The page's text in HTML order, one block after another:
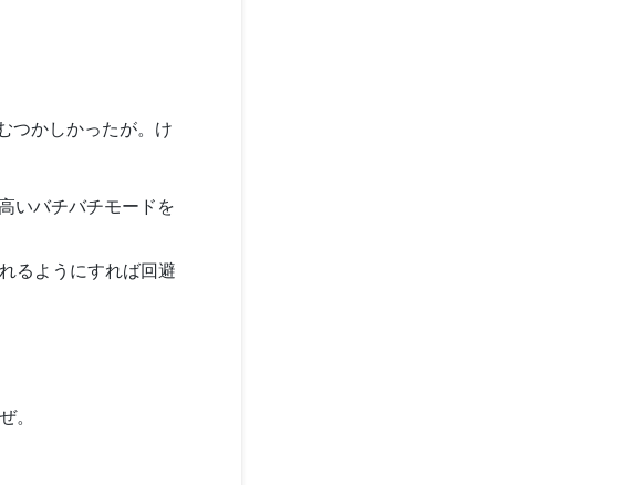
つかしかったが。け
いバチバチモードを
るようにすれば回避
。